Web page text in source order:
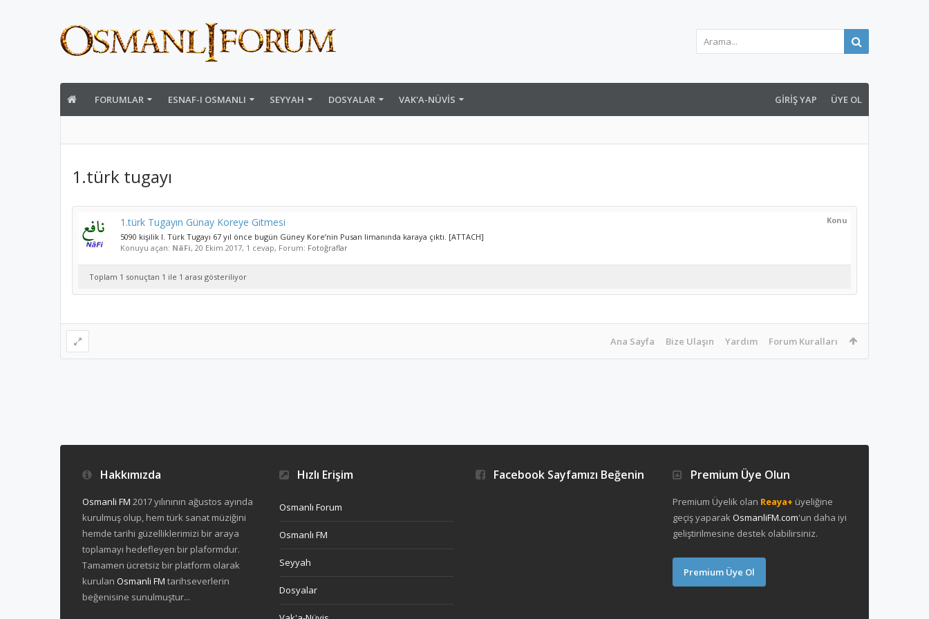
FORUMLAR ESNAF-I OSMANLI SEYYAH DOSYALAR VAK'A-NÜVIS GIRIŞ YAP ÜYE OL
1.türk tugayı
Konu
1.türk Tugayın Günay Koreye Gitmesi
5090 kişilik I. Türk Tugayı 67 yıl önce bugün Güney Kore’nin Pusan limanında karaya çıktı. [ATTACH]
Konuyu açan: NâFi, 20 Ekim 2017, 1 cevap, Forum: Fotoğraflar
Toplam 1 sonuçtan 1 ile 1 arası gösteriliyor
Ana Sayfa Bize Ulaşın Yardım Forum Kuralları
Hakkımızda
Osmanli FM 2017 yılınının ağustos ayında
kurulmuş olup, hem türk sanat müziğini
hemde tarihi güzelliklerimizi bir araya
toplamayı hedefleyen bir plaformdur.
Tamamen ücretsiz bir platform olarak
kurulan Osmanli FM tarihseverlerin
beğenisine sunulmuştur...
Hızlı Erişim
Osmanlı Forum
Osmanlı FM
Seyyah
Dosyalar
Facebook Sayfamızı Beğenin Premium Üye Olun
Premium Üyelik olan Reaya+ üyeliğine
geçiş yaparakOsmanliFM.com'un daha iyi
geliştirilmesine destek olabilirsiniz.
Premium Üye Ol